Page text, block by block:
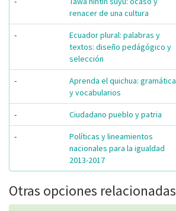
renacer de una cultura
-
Ecuador plural: palabras y
textos: diseño pedágógico y
selección
-
Aprenda el quichua: gramática
y vocabularios
- Ciudadano pueblo y patria
-
Políticas y lineamientos
nacionales para la igualdad
2013-2017
Otras opciones relacionadas